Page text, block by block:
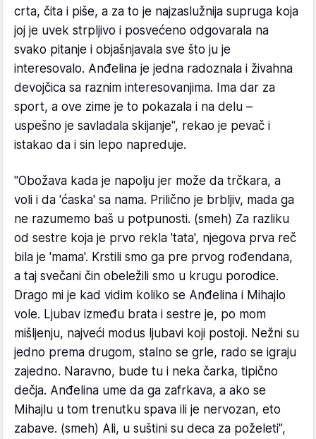
crta, čita i piše, a za to je najzaslužnija supruga koja
joj je uvek strpljivo i posvećeno odgovarala na
svako pitanje i objašnjavala sve što ju je
interesovalo. Anđelina je jedna radoznala i živahna
devojčica sa raznim interesovanjima. Ima dar za
sport, a ove zime je to pokazala i na delu –
uspešno je savladala skijanje", rekao je pevač i
istakao da i sin lepo napreduje.
"Obožava kada je napolju jer može da trčkara, a
voli i da 'ćaska' sa nama. Prilično je brbljiv, mada ga
ne razumemo baš u potpunosti. (smeh) Za razliku
od sestre koja je prvo rekla 'tata', njegova prva reč
bila je 'mama'. Krstili smo ga pre prvog rođendana,
a taj svečani čin obeležili smo u krugu porodice.
Drago mi je kad vidim koliko se Anđelina i Mihajlo
vole. Ljubav između brata i sestre je, po mom
mišljenju, najveći modus ljubavi koji postoji. Nežni su
jedno prema drugom, stalno se grle, rado se igraju
zajedno. Naravno, bude tu i neka čarka, tipično
dečja. Anđelina ume da ga zafrkava, a ako se
Mihajlu u tom trenutku spava ili je nervozan, eto
zabave. (smeh) Ali, u suštini su deca za poželeti",